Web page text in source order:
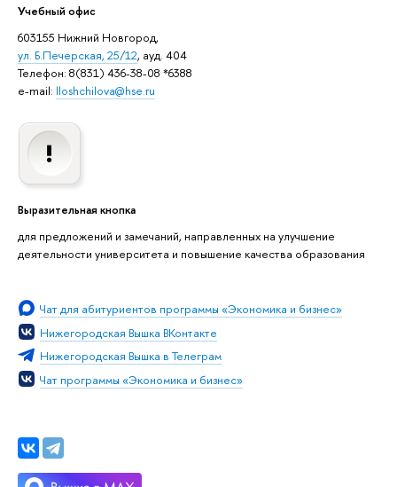
Учебный офис
603155 Нижний Новгород,
ул. Б.Печерская, 25/12, ауд. 404
Телефон: 8(831) 436-38-08 *6388
e-mail: lloshchilova@hse.ru
Выразительная кнопка
для предложений и замечаний, направленных на улучшение
деятельности университета и повышение качества образования
Чат для абитуриентов программы «Экономика и бизнес»
Нижегородская Вышка ВКонтакте
Нижегородская Вышка в Телеграм
Чат программы «Экономика и бизнес»